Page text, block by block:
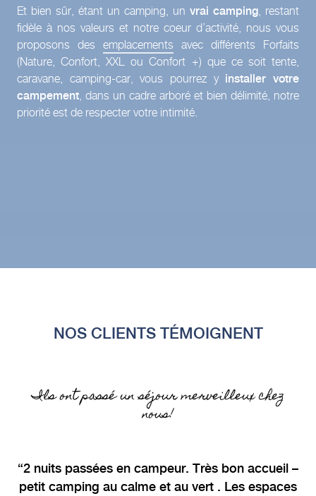
Et bien sûr, étant un camping, un vrai camping, restant
fidèle à nos valeurs et notre coeur d’activité, nous vous
proposons des emplacements avec différents Forfaits
(Nature, Confort, XXL ou Confort +) que ce soit tente,
caravane, camping-car, vous pourrez y installer votre
campement, dans un cadre arboré et bien délimité, notre
priorité est de respecter votre intimité.
NOS CLIENTS TÉMOIGNENT
Ils ont passé un séjour merveilleux chez
nous!
2 nuits passées en campeur. Très bon accueil –
petit camping au calme et au vert . Les espaces